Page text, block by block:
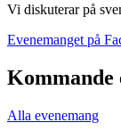
Vi diskuterar på
Evenemanget på
Kommande
Alla evenemang